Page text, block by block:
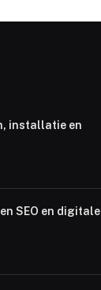
installatie en
SEO en digitale